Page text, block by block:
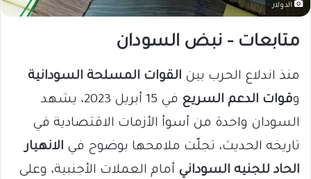
الدولار
متابعات – نبض السودان
منذ اندلاع الحرب بين القوات المسلحة السودانية
وقوات الدعم السريع
في 15 أبريل 2023، يشهد
السودان واحدة من أسوأ الأزمات الاقتصادية في
تاريخه الحديث، تجلّت ملامحها بوضوح في الانهيار
الحاد للجنيه السوداني أمام العملات الأجنبية، وعلى